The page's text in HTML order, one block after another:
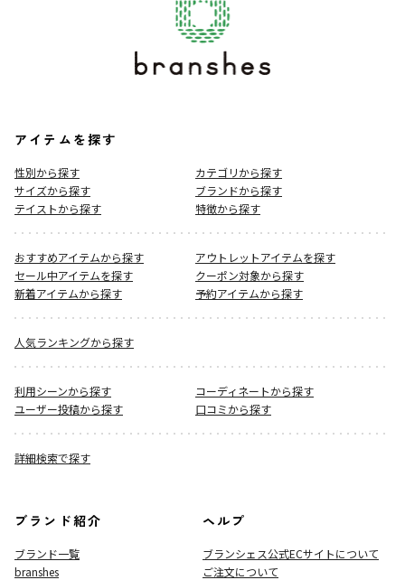
アイテムを探す
性別から探す
カテゴリから探す
サイズから探す
ブランドから探す
テイストから探す
特徴から探す
おすすめアイテムから探す
アウトレットアイテムを探す
セール中アイテムを探す
クーポン対象から探す
新着アイテムから探す
予約アイテムから探す
人気ランキングから探す
利用シーンから探す
コーディネートから探す
ユーザー投稿から探す
口コミから探す
詳細検索で探す
ブランド紹介
ブランド一覧
branshes
ヘルプ
ブランシェス公式ECサイトについて
ご注文について